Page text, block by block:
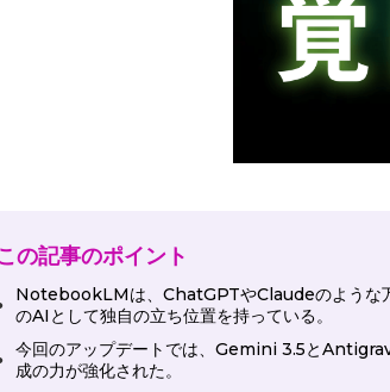
の記事のポイント
NotebookLMは、ChatGPTやClaudeのような
のAIとして独自の立ち位置を持っている。
今回のアップデートでは、Gemini 3.5と
成の力が強化された。